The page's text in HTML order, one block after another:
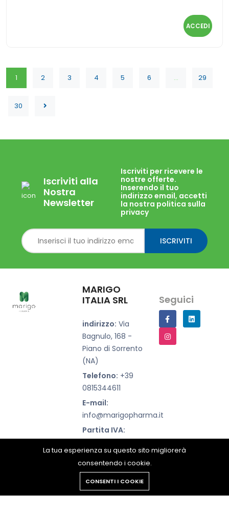
ACCEDI
1 2 3 4 5 6 ... 29
30
Iscriviti alla
Nostra
Newsletter
Iscriviti per ricevere le
nostre offerte.
Inserendo il tuo
indirizzo email, accetti
la nostra politica sulla
privacy
ISCRIVITI
MARIGO
ITALIA SRL
indirizzo: Via
Bagnulo, 168 -
Piano di Sorrento
(NA)
Telefono: +39
0815344611
E-mail:
info@marigopharma.it
Partita IVA:
Seguici
Copyright © 2023 Marigopharma all rights reserved.
Politica Sui Cookie E Sulla Privacy
La tua esperienza su questo sito migliorerà
consentendo i cookie.
CONSENTI I COOKIE